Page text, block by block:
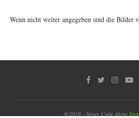
Wenn nicht weiter angegeben sind die Bilder
@2018 - Never Code Alone